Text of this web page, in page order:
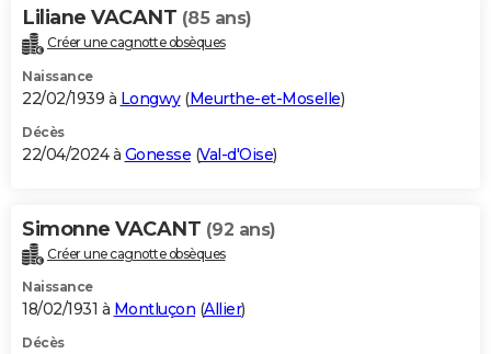
Liliane VACANT (85 ans)
Créer une cagnotte obsèques
Naissance
22/02/1939 à Longwy(Meurthe-et-Moselle)
Décès
22/04/2024 à Gonesse (Val-d'Oise)
Simonne VACANT (92 ans)
Créer une cagnotte obsèques
Naissance
18/02/1931 à Montluçon (Allier)
Décès